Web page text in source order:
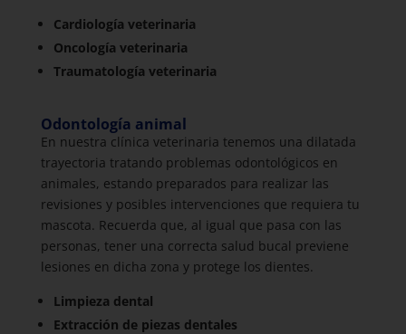
Cardiología veterinaria
Oncología veterinaria
Traumatología veterinaria
Odontología animal
En nuestra clínica veterinaria tenemos una dilatada
trayectoria tratando problemas odontológicos en
animales, estando preparados para realizar las
revisiones y posibles intervenciones que requiera tu
mascota. Recuerda que, al igual que pasa con las
personas, tener una correcta salud bucal previene
lesiones en dicha zona y protege los dientes.
Limpieza dental
Extracción de piezas dentales